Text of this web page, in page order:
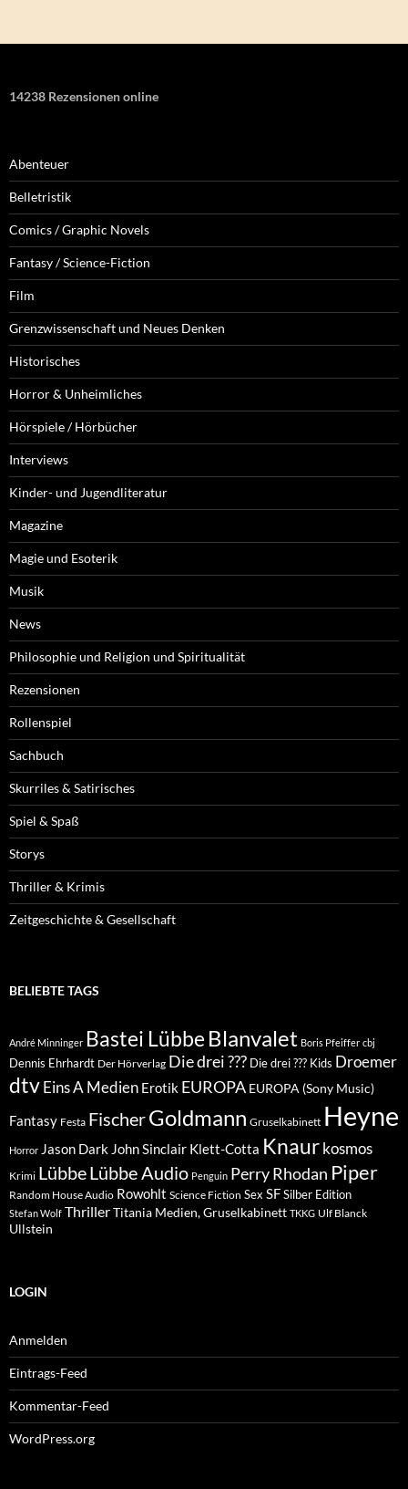
14238 Rezensionen online
Abenteuer
Belletristik
Comics / Graphic Novels
Fantasy / Science-Fiction
Film
Grenzwissenschaft und Neues Denken
Historisches
Horror & Unheimliches
Hörspiele / Hörbücher
Interviews
Kinder- und Jugendliteratur
Magazine
Magie und Esoterik
Musik
News
Philosophie und Religion und Spiritualität
Rezensionen
Rollenspiel
Sachbuch
Skurriles & Satirisches
Spiel & Spaß
Storys
Thriller & Krimis
Zeitgeschichte & Gesellschaft
BELIEBTE TAGS
André Minninger Bastei Lübbe Blanvalet Boris Pfeiffer cbj
Dennis Ehrhardt Der Hörverlag Die drei ??? Die drei ??? Kids Droemer
dtvEins A Medien Erotik EUROPA EUROPA (Sony Music)
Fantasy Festa FischerGoldmann Gruselkabinett Heyne
Horror Jason Dark John Sinclair Klett-Cotta Knaur kosmos
Krimi LübbeLübbe Audio Penguin Perry Rhodan Piper
Random House Audio Rowohlt Science Fiction Sex SFSilber Edition
Stefan Wolf ThrillerTitania Medien, Gruselkabinett TKKG Ulf Blanck
Ullstein
LOGIN
Anmelden
Eintrags-Feed
Kommentar-Feed
WordPress.org